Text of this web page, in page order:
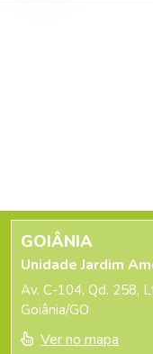
GOIÂNIA
Unidade Jardim
Av. C-104, Qd. 258,
Goiânia/GO
Ver no mapa